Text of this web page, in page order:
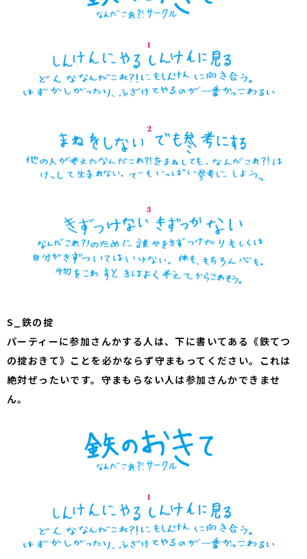
S_鉄の掟
パーティーに参加さんかする人は、下に書いてある《鉄てつ
の掟おきて》ことを必かならず守まもってください。これは
絶対ぜったいです。守まもらない人は参加さんかできませ
ん。